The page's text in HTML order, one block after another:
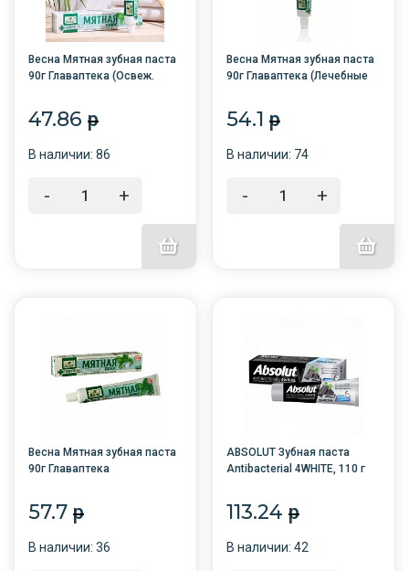
Весна Мятная зубная паста
90г Главаптека (Освеж.
47.86 p
В наличии: 86
- +
Весна Мятная зубная паста
90г Главаптека (Лечебные
54.1p
В наличии: 74
- +
Весна Мятная зубная паста
90г Главаптека
футляр/48 /
57.7 p
В наличии: 36
ABSOLUT Зубная паста
Antibacterial 4WHITE, 110 г
113.24p
В наличии: 42